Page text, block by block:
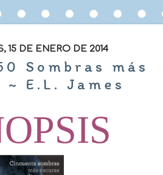
15 DE ENERO DE 2014
Sombras más
~ E.L. James